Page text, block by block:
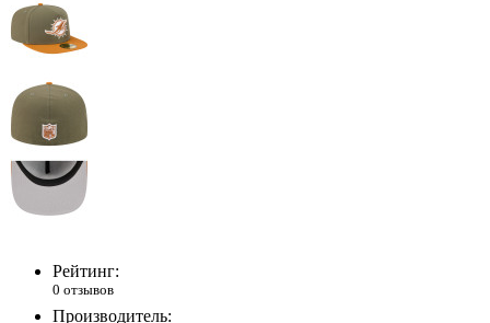
Рейтинг:
0 отзывов
Производитель: